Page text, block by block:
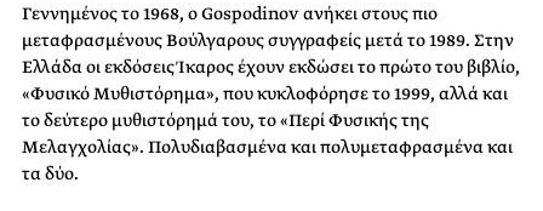
Γεννημένος το 1968, ο Gospodinov ανήκει στους πιο
μεταφρασμένους Βούλγαρους συγγραφείς μετά το 1989. Στην
Ελλάδα οι εκδόσεις Ίκαρος έχουν εκδώσει το πρώτο του βιβλίο,
«Φυσικό Μυθιστόρημα», που κυκλοφόρησε το 1999, αλλά και
το δεύτερο μυθιστόρημά του, το «Περί Φυσικής της
Μελαγχολίας». Πολυδιαβασμένα και πολυμεταφρασμένα και
τα δύο.